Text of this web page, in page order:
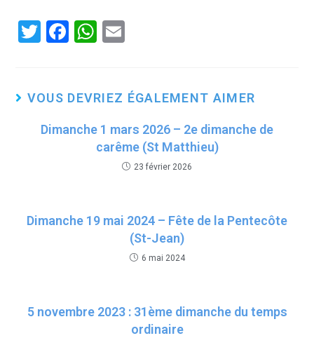
T
er
F
b
o
W
s
A
p
VOUS DEVRIEZ ÉGALEMENT AIMER
Dimanche 1 mars 2026 – 2e dimanche de
carême (St Matthieu)
23 février 2026
Dimanche 19 mai 2024 – Fête de la Pentecôte
(St-Jean)
6 mai 2024
5 novembre 2023 : 31ème dimanche du temps
ordinaire